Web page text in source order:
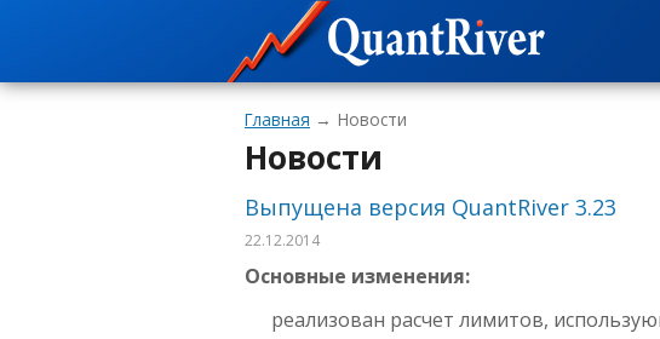
Главная Новости
Новости
Выпущена версия QuantRiver 3.23
22.12.2014
Основные изменения:
реализован расчет лимитов,